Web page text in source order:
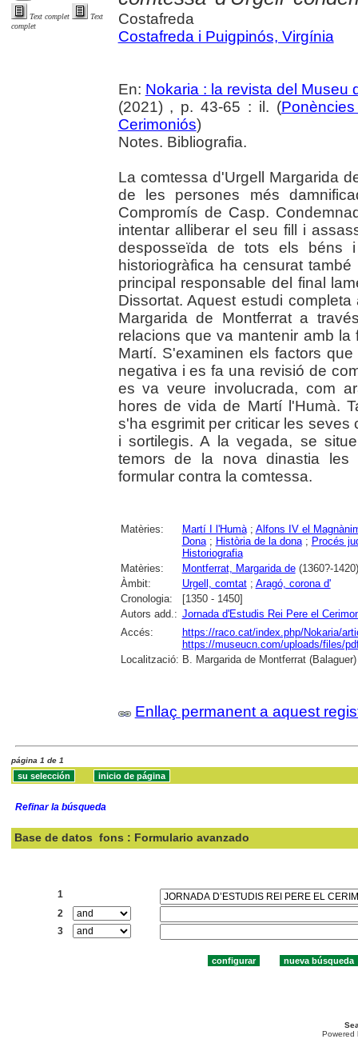
Text complet
Text
complet
Costafreda
Costafreda i Puigpinós, Virgínia
En: Nokaria : la revista del Museu
(2021) , p. 43-65 : il. (
Cerimoniós)
Notes. Bibliografia.
La comtessa d'Urgell Margarida
de les persones més
Compromís de Casp.
intentar alliberar el seu fill i
desposseïda de tots els béns
historiogràfica ha censurat
principal responsable del final
Dissortat. Aquest estudi
Margarida de Montferrat a
relacions que va mantenir amb
Martí. S'examinen els factors
negativa i es fa una revisió de
es va veure involucrada, com
hores de vida de Martí l'Humà.
s'ha esgrimit per criticar les seves
i sortilegis. A la vegada, se
temors de la nova dinastia
formular contra la comtessa.
Matèries: Martí I l'Humà; Alfons IV el
Dona; Història de la dona; Procés
Historiografia
Matèries:
Montferrat, Margarida de(1360?-
Àmbit:
Urgell, comtat; Aragó, corona d'
Cronologia:
[1350 - 1450]
Autors add.: Jornada d'Estudis Rei Pere el
Accés:
https://raco.cat/index.php/Nokaria/
https://museucn.com/uploads/files/
Localització: B. Margarida de Montferrat (Balaguer)
Enllaç permanent a aquest
página 1 de 1
Refinar la búsqueda
Base de datos fons : Formulario avanzado
1
2
3
Powered